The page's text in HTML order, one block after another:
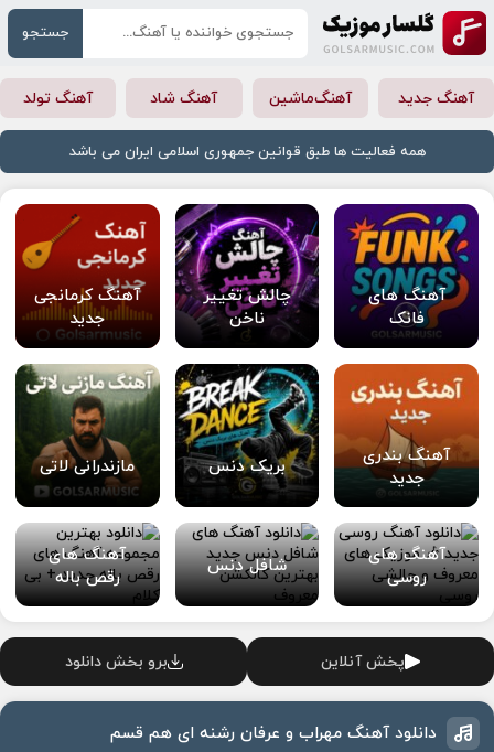
جستجو
آهنگ جدید آهنگ‌ماشین آهنگ شاد آهنگ تولد
همه فعالیت ها طبق قوانین جمهوری اسلامی ایران می باشد
آهنگ های
فانک
چالش تغییر
ناخن
آهنگ کرمانجی
جدید
آهنگ بندری
جدید
بریک دنس مازندرانی لاتی
آهنگ های
روسی
شافل دنس
آهنگ های
رقص باله
پخش آنلاین برو بخش دانلود
دانلود آهنگ مهراب و عرفان رشنه ای هم قسم